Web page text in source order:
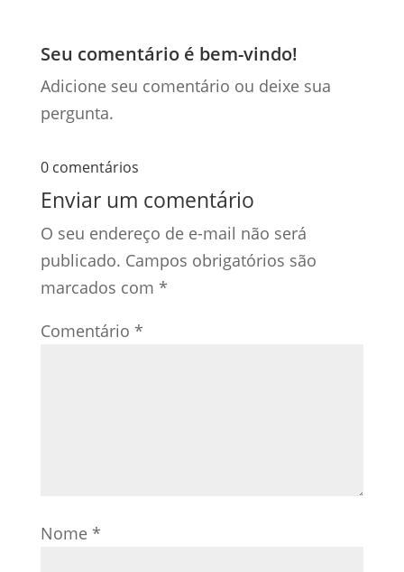
Seu comentário é bem-vindo!
Adicione seu comentário ou deixe sua
pergunta.
0 comentários
Enviar um comentário
O seu endereço de e-mail não será
publicado. Campos obrigatórios são
marcados com *
Comentário *
Nome *